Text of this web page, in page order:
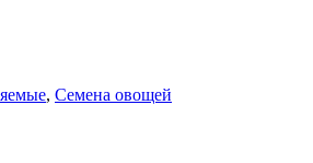
, Семена овощей